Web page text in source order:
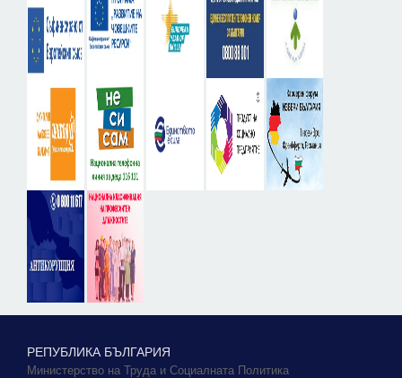
РЕПУБЛИКА БЪЛГАРИЯ
Министерство на Труда и Социалната Политика